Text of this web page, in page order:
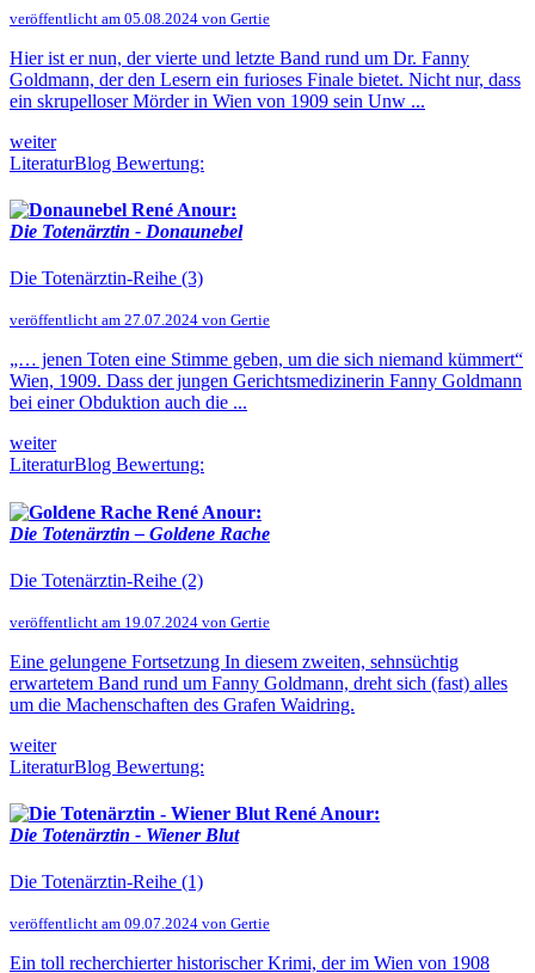
veröffentlicht am 05.08.2024 von Gertie
Hier ist er nun, der vierte und letzte Band rund um Dr. Fanny
Goldmann, der den Lesern ein furioses Finale bietet. Nicht nur, dass
ein skrupelloser Mörder in Wien von 1909 sein Unw ...
weiter
LiteraturBlog Bewertung:
René Anour:
Die Totenärztin - Donaunebel
Die Totenärztin-Reihe (3)
veröffentlicht am 27.07.2024 von Gertie
„… jenen Toten eine Stimme geben, um die sich niemand kümmert“
Wien, 1909. Dass der jungen Gerichtsmedizinerin Fanny Goldmann
bei einer Obduktion auch die ...
weiter
LiteraturBlog Bewertung:
René Anour:
Die Totenärztin – Goldene Rache
Die Totenärztin-Reihe (2)
veröffentlicht am 19.07.2024 von Gertie
Eine gelungene Fortsetzung In diesem zweiten, sehnsüchtig
erwartetem Band rund um Fanny Goldmann, dreht sich (fast) alles
um die Machenschaften des Grafen Waidring.
weiter
LiteraturBlog Bewertung:
René Anour:
Die Totenärztin - Wiener Blut
Die Totenärztin-Reihe (1)
veröffentlicht am 09.07.2024 von Gertie
Ein toll recherchierter historischer Krimi, der im Wien von 1908